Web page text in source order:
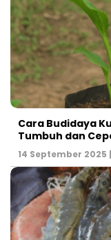
Cara Budidaya
Tumbuh dan
14 September 2025